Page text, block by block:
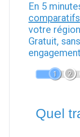
En 5
comparatifs
votre
Gratuit,
1 2
Quel